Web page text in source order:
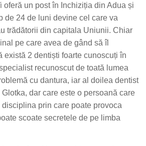
oferă un post în Inchiziția din Adua și
de 24 de luni devine cel care va
trădătorii din capitala Uniunii. Chiar
pe care avea de gând să îl
există 2 dentiști foarte cunoscuți în
recunoscut de toată lumea
cu dantura, iar al doilea dentist
dar care este o persoană care
prin care poate provoca
scoate secretele de pe limba